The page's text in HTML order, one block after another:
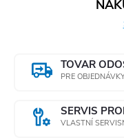
TOVAR
PRE
SERVIS
VLASTNÍ